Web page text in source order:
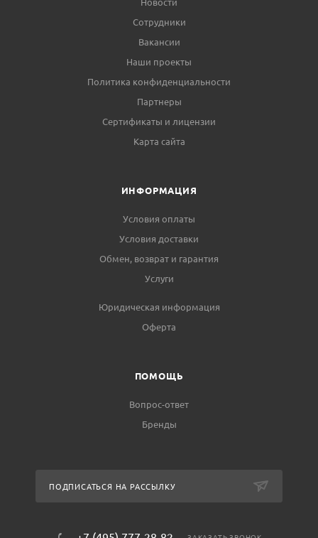
Сотрудники
Вакансии
Наши проекты
Политика конфиденциальности
Партнеры
Сертификаты и лицензии
Карта сайта
ИНФОРМАЦИЯ
Условия оплаты
Условия доставки
Обмен, возврат и гарантия
Услуги
Юридическая информация
Оферта
ПОМОЩЬ
Вопрос-ответ
Бренды
ПОДПИСАТЬСЯ НА РАССЫЛКУ